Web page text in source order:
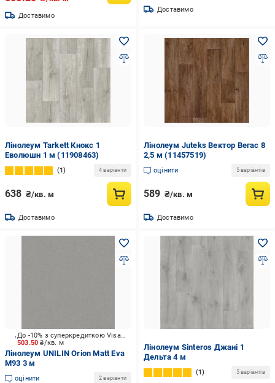
Доставимо
Доставимо
Лінолеум Tarkett Кнокс 1
Еволюшн 1 м (11908463)
1 4 варіанти
638 ₴/кв. м
Доставимо
Лінолеум Juteks Вектор Вегас 8
2,5 м (11457519)
оцінити 5 варіантів
589 ₴/кв. м
Доставимо
503.50₴/кв. м
До -10% з суперкредиткою Visa Вигода
Лінолеум UNILIN Orion Matt Eva
M93 3 м
оцінити 2 варіанти
Лінолеум Sinteros Джані 1
Дельта 4 м
1 5 варіантів